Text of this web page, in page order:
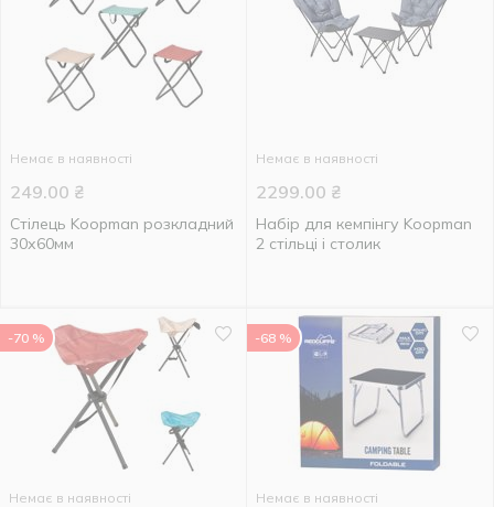
Немає в наявності
249.00 ₴
Стілець Koopman розкладний
30х60мм
Немає в наявності
2299.00 ₴
Набір для кемпінгу Koopman
2 стільці і столик
-70 %
Немає в наявності
-68 %
Немає в наявності